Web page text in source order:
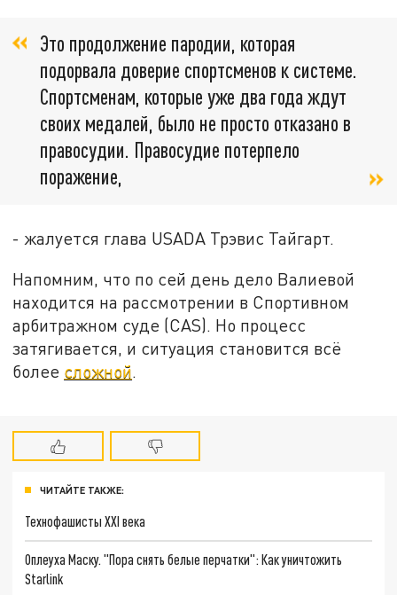
Это продолжение пародии, которая
подорвала доверие спортсменов к системе.
Спортсменам, которые уже два года ждут
своих медалей, было не просто отказано в
правосудии. Правосудие потерпело
поражение,
- жалуется глава USADA Трэвис Тайгарт.
Напомним, что по сей день дело Валиевой
находится на рассмотрении в Спортивном
арбитражном суде (CAS). Но процесс
затягивается, и ситуация становится всё
более сложной.
ЧИТАЙТЕ ТАКЖЕ:
Технофашисты XXI века
Оплеуха Маску. "Пора снять белые перчатки": Как уничтожить
Starlink